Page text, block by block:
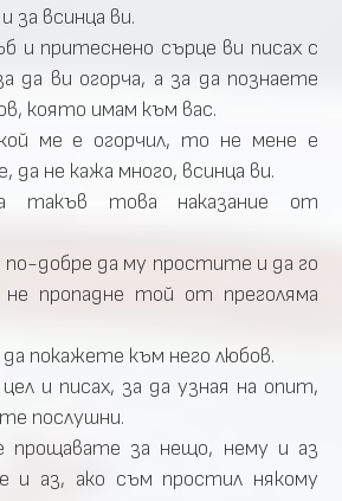
за всинца ви.
и притеснено сърце ви писах с
да ви огорча, а за да познаете
която имам към вас.
ме е огорчил, то не мене е
да не кажа много, всинца ви.
това наказание от
по-добре да му простите и да го
пропадне той от преголяма
покажете към него любов.
и писах, за да узная на опит,
послушни.
прощавате за нещо, нему и аз
и аз, ако съм простил някому